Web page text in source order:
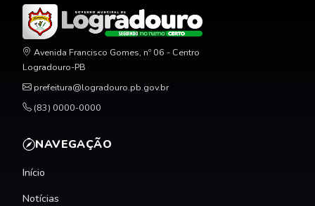
Avenida Francisco Gomes, nº 06 - Centro
Logradouro-PB
prefeitura@logradouro.pb.gov.br
(83) 0000-0000
NAVEGAÇÃO
Início
Notícias